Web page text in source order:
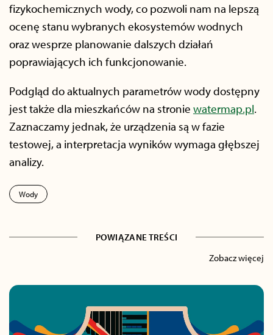
fizykochemicznych wody, co pozwoli nam na lepszą
ocenę stanu wybranych ekosystemów wodnych
oraz wesprze planowanie dalszych działań
poprawiających ich funkcjonowanie.
Podgląd do aktualnych parametrów wody dostępny
jest także dla mieszkańców na stronie watermap.pl.
Zaznaczamy jednak, że urządzenia są w fazie
testowej, a interpretacja wyników wymaga głębszej
analizy.
Wody
POWIĄZANE TREŚCI
Zobacz więcej